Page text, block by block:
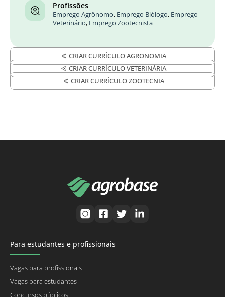
Profissões
Emprego Agrônomo, Emprego Biólogo, Emprego
Veterinário, Emprego Zootecnista
CRIAR CURRÍCULO AGRONOMIA
CRIAR CURRÍCULO VETERINÁRIA
CRIAR CURRÍCULO ZOOTECNIA
Para estudantes e profissionais
Vagas para profissionais
Vagas para estudantes
Concursos públicos